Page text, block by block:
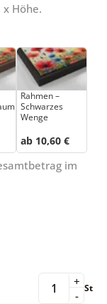
Höhe.
Rahmen –
Schwarzes
Wenge
ab 10,60 €
im
-
+ St